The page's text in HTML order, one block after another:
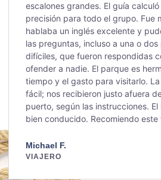
escalones grandes. El guía
precisión para todo el grupo. Fue
hablaba un inglés excelente y
las preguntas, incluso a una o
difíciles, que fueron respondidas
ofender a nadie. El parque es
tiempo y el gasto para visitarlo.
fácil; nos recibieron justo afuera
puerto, según las instrucciones.
bien conducido. Recomiendo este
Michael F.
VIAJERO